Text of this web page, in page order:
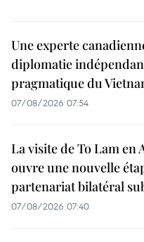
Une experte
diplomatie
pragmatique du
07/08/2026 07:54
La visite de To Lam en
ouvre une nouvelle
partenariat bilatéral
07/08/2026 07:40